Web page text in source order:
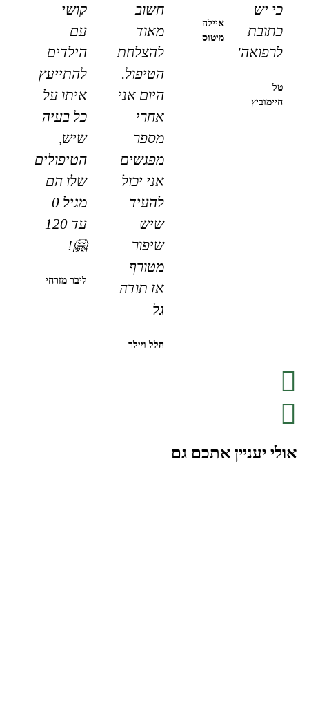
כי יש
כתובת
לרפואה"
טל
חיימוביץ
איילה
מיטוס
חשוב
מאוד
להצלחת
הטיפול.
היום אני
אחרי
מספר
מפגשים
אני יכול
להעיד
שיש
שיפור
מטורף
אז תודה
גל
הלל ויילר
קושי
עם
הילדים
להתייעץ
איתו על
כל בעיה
שיש,
הטיפולים
שלו הם
מגיל 0
עד 120
🤗!
ליבר מזרחי
אולי יעניין אתכם גם